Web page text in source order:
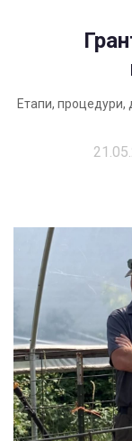
Етапи, процедури,